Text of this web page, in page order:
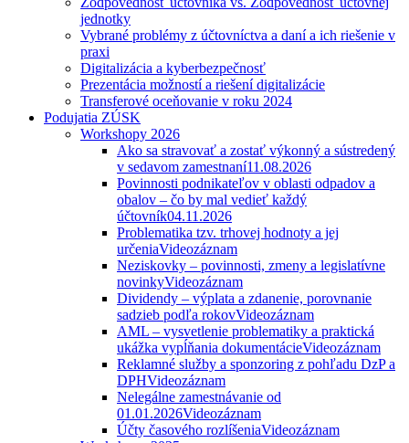
jednotky
Vybrané problémy z účtovníctva a daní a ich riešenie v
praxi
Digitalizácia a kyberbezpečnosť
Prezentácia možností a riešení digitalizácie
Transferové oceňovanie v roku 2024
Podujatia ZÚSK
Workshopy 2026
Ako sa stravovať a zostať výkonný a sústredený
v sedavom zamestnaní11.08.2026
Povinnosti podnikateľov v oblasti odpadov a
obalov – čo by mal vedieť každý
účtovník04.11.2026
Problematika tzv. trhovej hodnoty a jej
určeniaVideozáznam
Neziskovky – povinnosti, zmeny a legislatívne
novinkyVideozáznam
Dividendy – výplata a zdanenie, porovnanie
sadzieb podľa rokovVideozáznam
AML – vysvetlenie problematiky a praktická
ukážka vypĺňania dokumentácieVideozáznam
Reklamné služby a sponzoring z pohľadu DzP a
DPHVideozáznam
Nelegálne zamestnávanie od
01.01.2026Videozáznam
Účty časového rozlíšeniaVideozáznam